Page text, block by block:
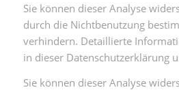
Sie können dieser Analyse
durch die Nichtbenutzung
verhindern. Detaillierte
in dieser Datenschutzerklärung
Sie können dieser Analyse